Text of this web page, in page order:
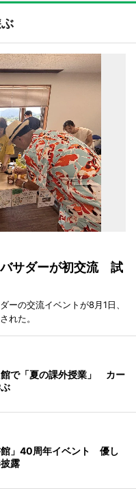
バサダーが初交流 試
ーの交流イベントが8月1日、
れた。
館で「夏の課外授業」 カー
館」40周年イベント 優し
露